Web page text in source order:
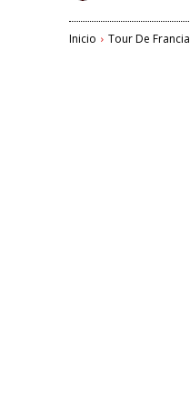
Inicio Tour De Francia